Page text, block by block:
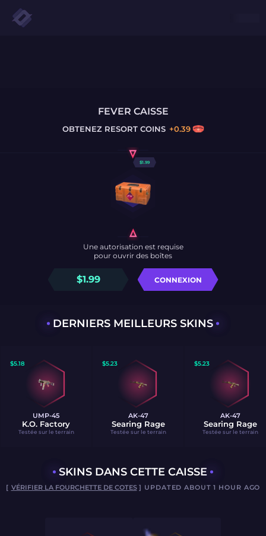
FEVER CAISSE
OBTENEZRESORT COINS +0.39
$1.99
$1.99 CONNEXION
Une autorisation est requise
pour ouvrir des boîtes
DERNIERS MEILLEURS SKINS
$5.18
UMP-45
K.O. Factory
Testée sur le terrain
$5.23
AK-47
Searing Rage
Testée sur le terrain
$5.23
AK-47
Searing Rage
Testée sur le terrain
SKINS DANS CETTE CAISSE
[ VÉRIFIER LA FOURCHETTE DE COTES] UPDATED ABOUT 1 HOUR AGO